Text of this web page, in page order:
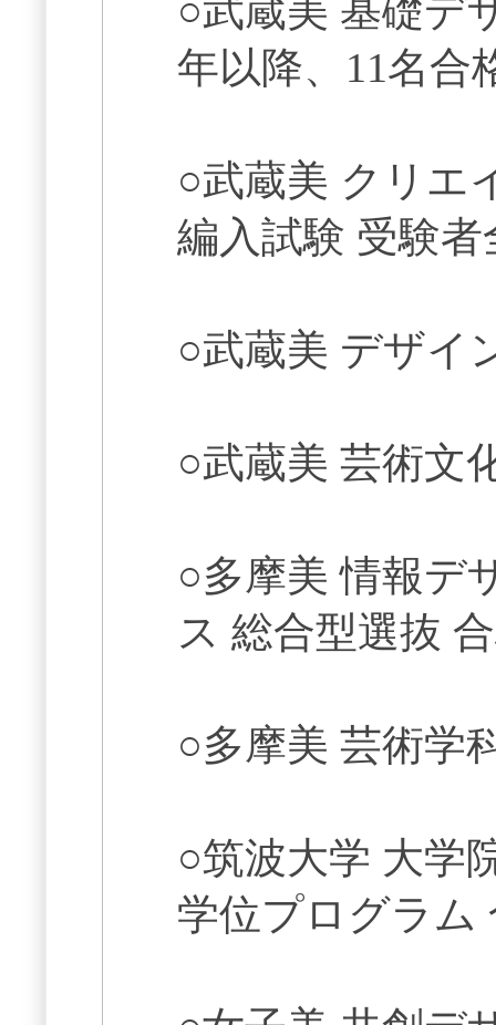
○武蔵美 基礎デ
年以降、11名合
○武蔵美 クリエ
編入試験 受験
○武蔵美 デザイ
○武蔵美 芸術文
○多摩美 情報デ
ス 総合型選抜
○多摩美 芸術学
○筑波大学 大学
学位プログラム